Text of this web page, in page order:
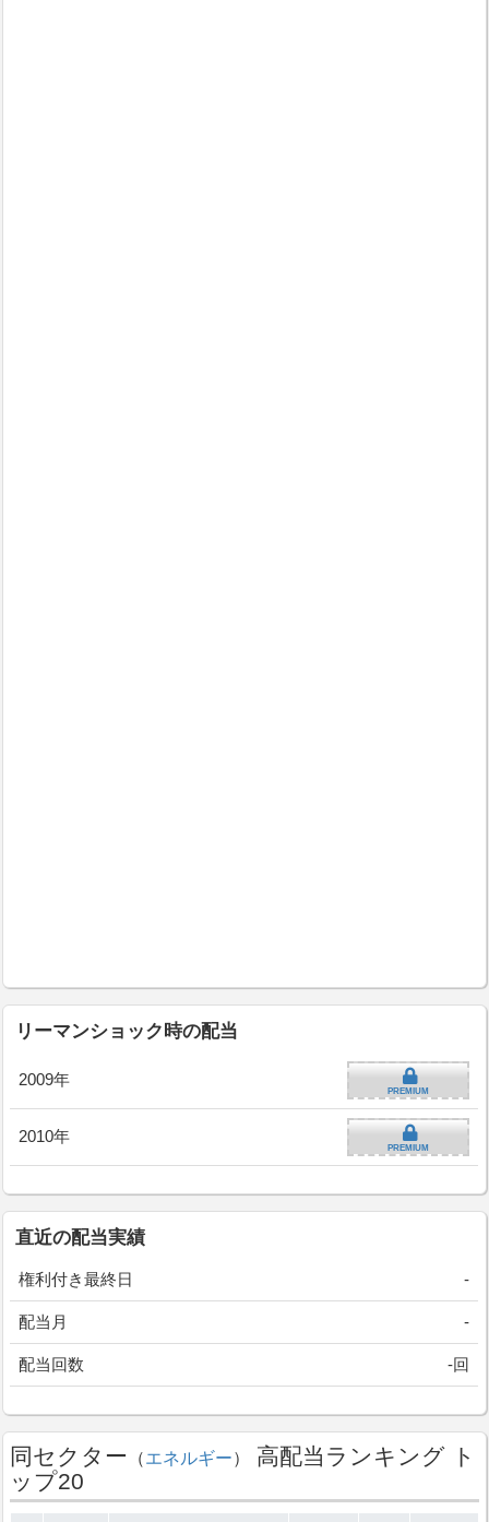
リーマンショック時の配当
2009年
PREMIUM
2010年
PREMIUM
直近の配当実績
権利付き最終日 -
配当月 -
配当回数 -回
同セクター （エネルギー）
高配当ランキング ト
ップ20